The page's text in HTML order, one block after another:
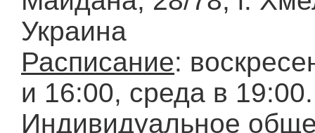
Украина
Расписание:
и 16:00, среда в 19:00.
Индивидуальное